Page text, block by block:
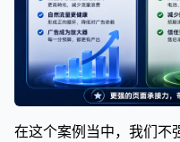
在这个案例当中，我们不